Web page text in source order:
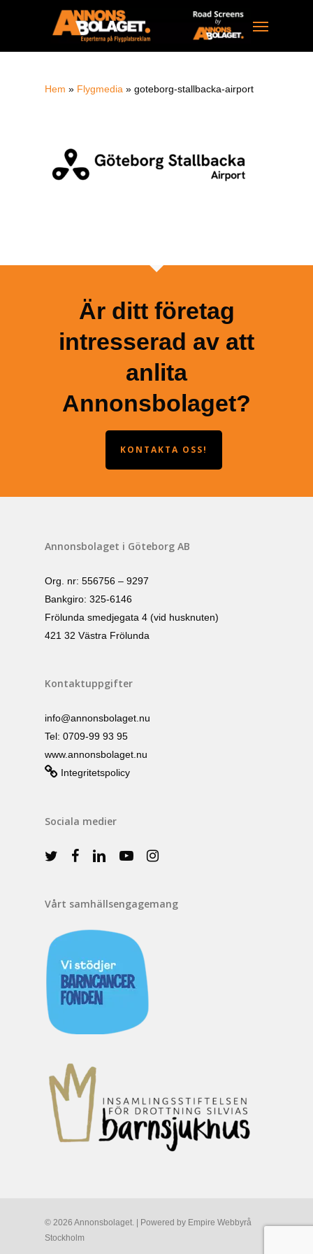
Menu
Hem » Flygmedia » goteborg-stallbacka-airport
Är ditt företag
intresserad av att
anlita
Annonsbolaget?
KONTAKTA OSS!
Annonsbolaget i Göteborg AB
Org. nr: 556756 – 9297
Bankgiro: 325-6146
Frölunda smedjegata 4 (vid husknuten)
421 32 Västra Frölunda
Kontaktuppgifter
info@annonsbolaget.nu
Tel: 0709-99 93 95
www.annonsbolaget.nu
Integritetspolicy
Sociala medier
Vårt samhällsengagemang
© 2026 Annonsbolaget. | Powered by Empire Webbyrå
Stockholm